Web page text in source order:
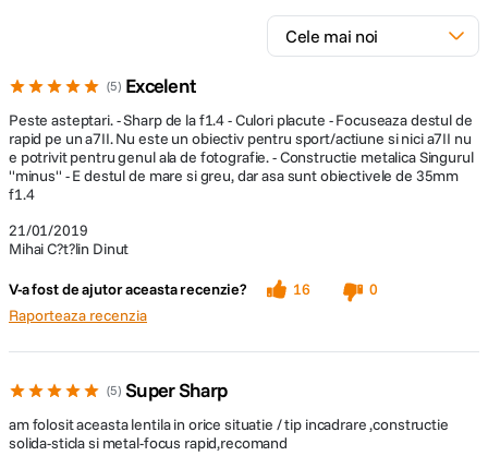
5 Excelent
21/01/2019
Mihai C?t?lin Dinut
Peste asteptari. - Sharp de la f1.4 - Culori placute - Focuseaza destul de
rapid pe un a7II. Nu este un obiectiv pentru sport/actiune si nici a7II nu
e potrivit pentru genul ala de fotografie. - Constructie metalica Singurul
''minus'' - E destul de mare si greu, dar asa sunt obiectivele de 35mm
f1.4
V-a fost de ajutor aceasta recenzie? 16
0
Raporteaza recenzia
5 Super Sharp
am folosit aceasta lentila in orice situatie / tip incadrare ,constructie
solida-sticla si metal-focus rapid,recomand